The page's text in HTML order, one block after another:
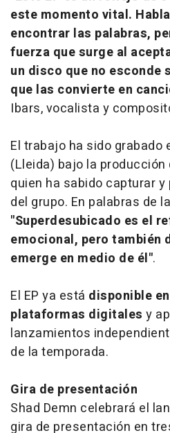
este momento vital.
encontrar las palabras,
fuerza que surge al
un disco que no
que las convierte en
Ibars, vocalista y
El trabajo ha sido grabado
(Lleida) bajo la producción
quien ha sabido capturar
del grupo. En palabras de
"Superdesubicado es el
emocional, pero también
emerge en medio de él".
El EP ya está disponible
plataformas digitales y
lanzamientos
de la temporada.
Gira de presentación
Shad Demn celebrará el
gira de presentación en